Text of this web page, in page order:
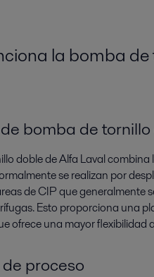
la bomba de
bomba de
doble de Alfa Laval combina
se realizan por
de CIP que generalmente
Esto proporciona una
ofrece una mayor flexibilidad
proceso